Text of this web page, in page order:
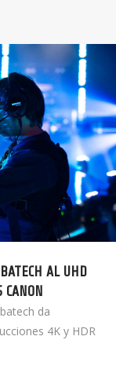
AL UHD
CANON
da
4K y HDR